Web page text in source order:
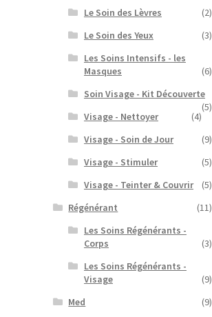
Le Soin des Lèvres
(2)
Le Soin des Yeux
(3)
Les Soins Intensifs - les
Masques
(6)
Soin Visage - Kit Découverte
(5)
Visage - Nettoyer
(4)
Visage - Soin de Jour
(9)
Visage - Stimuler
(5)
Visage - Teinter & Couvrir
(5)
Régénérant
(11)
Les Soins Régénérants -
Corps
(3)
Les Soins Régénérants -
Visage
(9)
Med
(9)